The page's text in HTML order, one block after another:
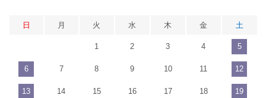
日 月 火 水 木 金 土
1 2 3 4 5
6 7 8 9 10 11 12
13 14 15 16 17 18 19